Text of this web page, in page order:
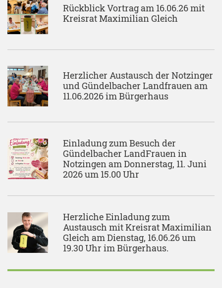
Rückblick Vortrag am 16.06.26 mit
Kreisrat Maximilian Gleich
Herzlicher Austausch der Notzinger
und Gündelbacher Landfrauen am
11.06.2026 im Bürgerhaus
Einladung zum Besuch der
Gündelbacher LandFrauen in
Notzingen am Donnerstag, 11. Juni
2026 um 15.00 Uhr
Herzliche Einladung zum
Austausch mit Kreisrat Maximilian
Gleich am Dienstag, 16.06.26 um
19.30 Uhr im Bürgerhaus.